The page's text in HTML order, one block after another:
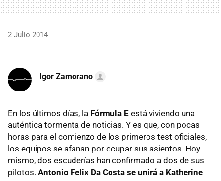
2 Julio 2014
Igor Zamorano
En los últimos días, la Fórmula E está viviendo una
auténtica tormenta de noticias. Y es que, con pocas
horas para el comienzo de los primeros test oficiales,
los equipos se afanan por ocupar sus asientos. Hoy
mismo, dos escuderías han confirmado a dos de sus
pilotos. Antonio Felix Da Costa se unirá a Katherine